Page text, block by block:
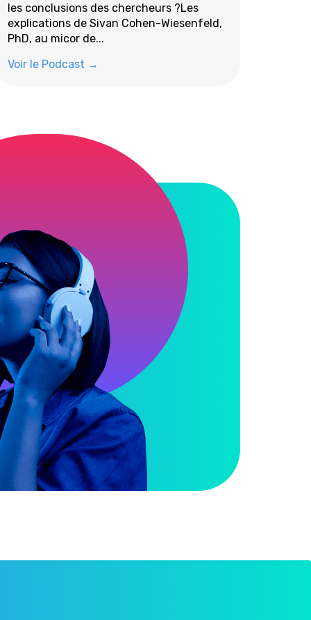
les conclusions des chercheurs ?Les
explications de Sivan Cohen-Wiesenfeld,
PhD, au micor de...
Voir le Podcast →